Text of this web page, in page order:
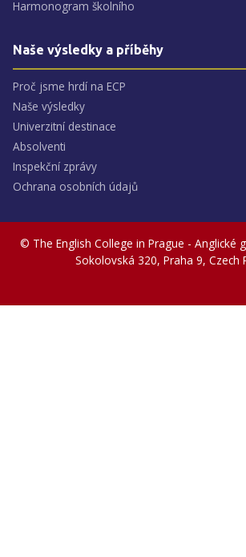
Harmonogram školního
Naše výsledky a příběhy
Proč jsme hrdí na ECP
Naše výsledky
Univerzitní destinace
Absolventi
Inspekční zprávy
Ochrana osobních údajů
© The English College in Prague - Anglické
Sokolovská 320, Praha 9, Czech